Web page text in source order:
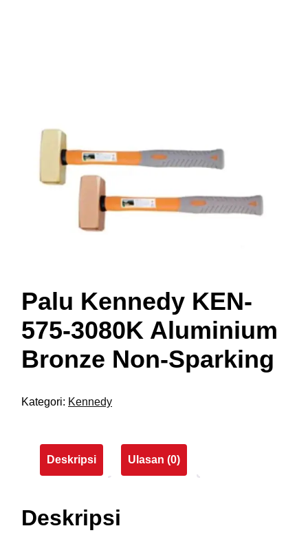
Palu Kennedy KEN-
575-3080K Aluminium
Bronze Non-Sparking
Kategori: Kennedy
Deskripsi Ulasan (0)
Deskripsi